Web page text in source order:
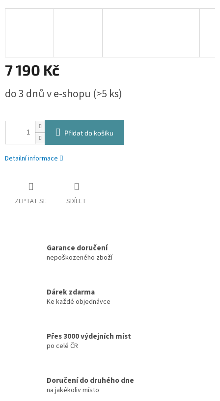
7 190 Kč
cena:
do 3 dnů v e-shopu (>5 ks)
Přidat do košíku
Detailní informace
ZEPTAT SE SDÍLET
Garance doručení
nepoškozeného zboží
Dárek zdarma
Ke každé objednávce
Přes 3000 výdejních míst
po celé ČR
Doručení do druhého dne
na jakékoliv místo